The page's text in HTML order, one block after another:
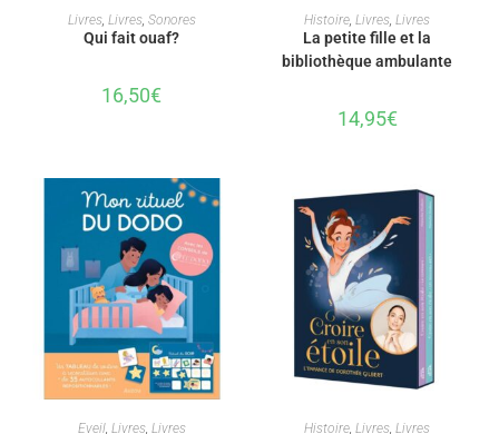
AJOUTER AU PANIER
Livres, Livres, Sonores
Qui fait ouaf?
16,50€
AJOUTER AU PANIER
Histoire ,Livres ,Livres
La petite fille et la
bibliothèque ambulante
14,95€
AJOUTER AU PANIER
Eveil, Livres, Livres AJOUTER AU PANIER
Histoire,Livres,Livres